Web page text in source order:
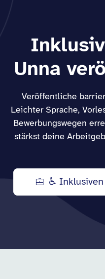
Unna
Veröffentliche
Leichter Sprache,
Bewerbungswegen
stärkst deine
♿